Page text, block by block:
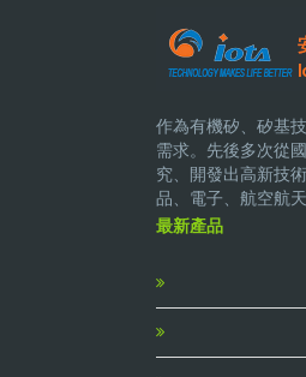
作為有機矽、矽基
需求。先後多次從
究、開發出高新技
品、電子、航空航
最新產品